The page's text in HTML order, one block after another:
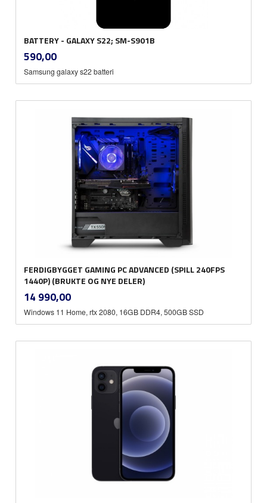
BATTERY - GALAXY S22; SM-S901B
Pris
590,00mva.
Samsung galaxy s22 batteri
FERDIGBYGGET GAMING PC ADVANCED (SPILL 240FPS
1440P) (BRUKTE OG NYE DELER)
Pris
14 990,00mva.
Windows 11 Home, rtx 2080, 16GB DDR4, 500GB SSD